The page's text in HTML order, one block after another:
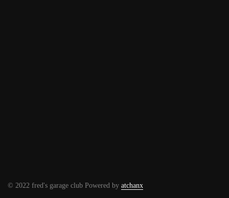
© 2022 fred's garage club Powered by atchanx